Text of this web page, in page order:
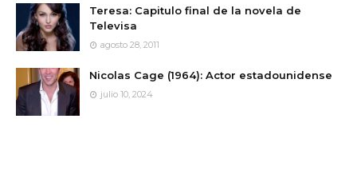
Teresa: Capitulo final de la novela de
Televisa
agosto 28, 2011
Nicolas Cage (1964): Actor estadounidense
julio 10, 2024